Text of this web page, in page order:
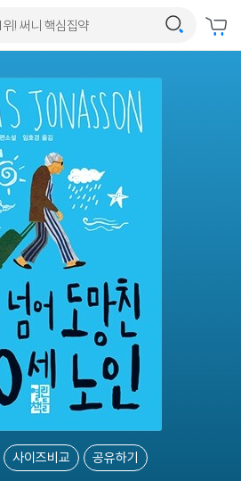
사이즈비교 공유하기